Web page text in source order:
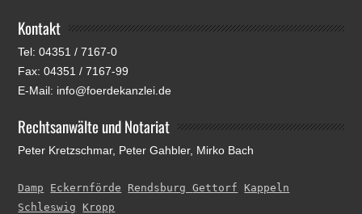
Kontakt
Tel: 04351 / 7167-0
Fax: 04351 / 7167-99
E-Mail: info@foerdekanzlei.de
Rechtsanwälte und Notariat
Peter Kretzschmar, Peter Gahbler, Mirko Bach
Damp Eckernförde Rendsburg Gettorf
Kappeln
Schleswig
Kropp